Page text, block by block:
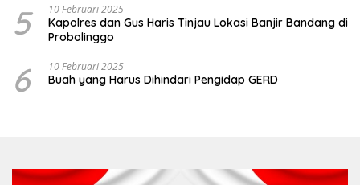
5 10 Februari 2025
Kapolres dan Gus Haris Tinjau Lokasi Banjir Bandang di
Probolinggo
6 10 Februari 2025
Buah yang Harus Dihindari Pengidap GERD